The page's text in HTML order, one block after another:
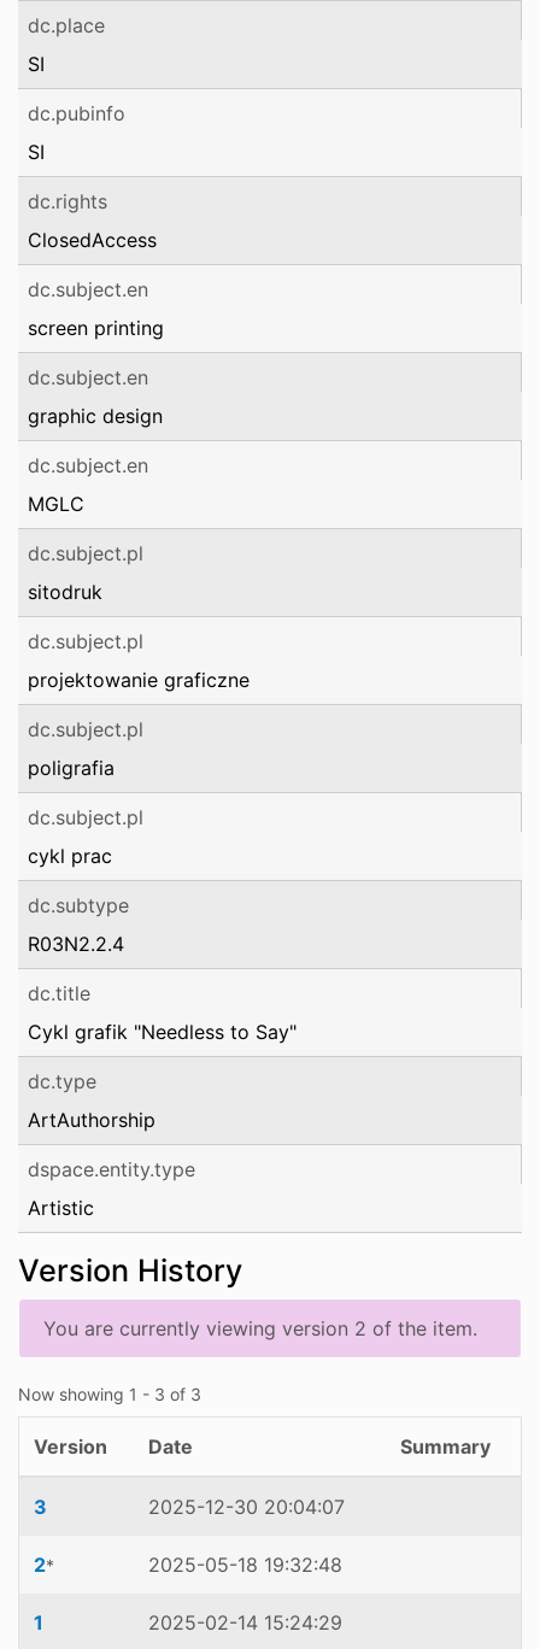
dc.place
SI
dc.pubinfo
SI
dc.rights
ClosedAccess
dc.subject.en
screen printing
dc.subject.en
graphic design
dc.subject.en
MGLC
dc.subject.pl
sitodruk
dc.subject.pl
projektowanie graficzne
dc.subject.pl
poligrafia
dc.subject.pl
cykl prac
dc.subtype
R03N2.2.4
dc.title
Cykl grafik "Needless to Say"
dc.type
ArtAuthorship
dspace.entity.type
Artistic
Version History
You are currently viewing version 2 of the item.
Now showing 1 - 3 of 3
Version Date Summary
3 2025-12-30 20:04:07
2* 2025-05-18 19:32:48
1 2025-02-14 15:24:29